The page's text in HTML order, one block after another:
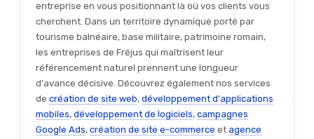
entreprise en vous positionnant là où vos clients vous
cherchent. Dans un territoire dynamique porté par
tourisme balnéaire, base militaire, patrimoine romain,
les entreprises de Fréjus qui maîtrisent leur
référencement naturel prennent une longueur
d'avance décisive. Découvrez également nos services
de création de site web, développement d'applications
mobiles, développement de logiciels, campagnes
Google Ads, création de site e-commerce et agence